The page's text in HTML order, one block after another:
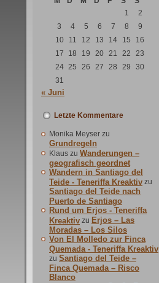
1
2
3
4 5 6 7 8
9
10
11 12 13 14 15
16
17
18 19 20 21 22
23
24 25 26 27 28 29
30
31
« Juni
Letzte Kommentare
Monika Meyser zu
Grundregeln
Klaus zu Wanderungen –
geografisch geordnet
Wandern in Santiago del
Teide - Teneriffa Kreaktiv zu
Santiago del Teide nach
Puerto de Santiago
Rund um Erjos - Teneriffa
Kreaktiv zu Erjos – Las
Moradas – Los Silos
Von El Molledo zur Finca
Quemada - Teneriffa Kreaktiv
zu Santiago del Teide –
Finca Quemada – Risco
Blanco